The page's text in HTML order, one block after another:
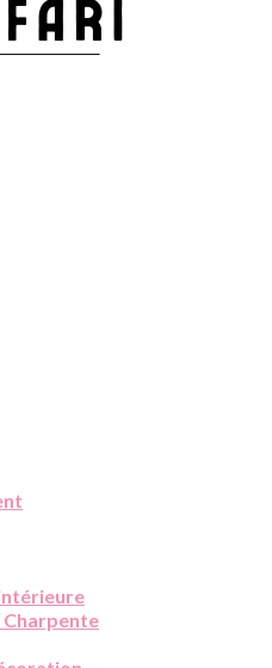
Charpente